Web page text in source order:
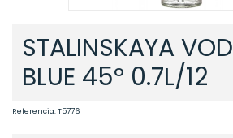
STALINSKAYA
BLUE 45º 0.7L/12
Referencia:T5776